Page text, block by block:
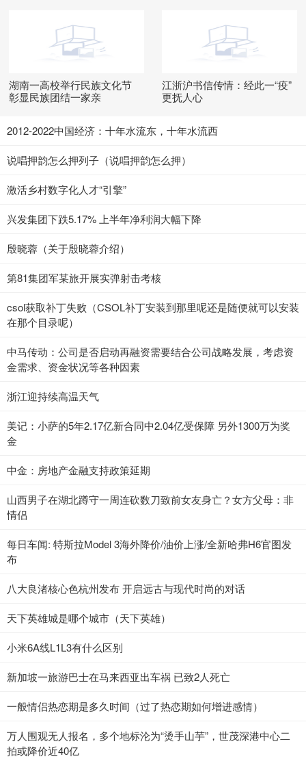
湖南一高校举行民族文化节
彰显民族团结一家亲
江浙沪书信传情：经此一“疫”
更抚人心
2012-2022中国经济：十年水流东，十年水流西
说唱押韵怎么押列子（说唱押韵怎么押）
激活乡村数字化人才“引擎”
兴发集团下跌5.17% 上半年净利润大幅下降
殷晓蓉（关于殷晓蓉介绍）
第81集团军某旅开展实弹射击考核
csol获取补丁失败（CSOL补丁安装到那里呢还是随便就可以安装
在那个目录呢）
中马传动：公司是否启动再融资需要结合公司战略发展，考虑资
金需求、资金状况等各种因素
浙江迎持续高温天气
美记：小萨的5年2.17亿新合同中2.04亿受保障 另外1300万为奖
金
中金：房地产金融支持政策延期
山西男子在湖北蹲守一周连砍数刀致前女友身亡？女方父母：非
情侣
每日车闻: 特斯拉Model 3海外降价/油价上涨/全新哈弗H6官图发
布
八大良渚核心色杭州发布 开启远古与现代时尚的对话
天下英雄城是哪个城市（天下英雄）
小米6A线L1L3有什么区别
新加坡一旅游巴士在马来西亚出车祸 已致2人死亡
一般情侣热恋期是多久时间（过了热恋期如何增进感情）
万人围观无人报名，多个地标沦为“烫手山芋”，世茂深港中心二
拍或降价近40亿